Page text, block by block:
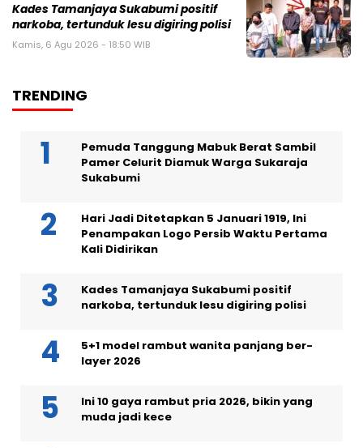
Kades Tamanjaya Sukabumi positif
narkoba, tertunduk lesu digiring polisi
Kamis, 6 Agu 2026 - 18:50 WIB
TRENDING
Pemuda Tanggung Mabuk Berat Sambil
Pamer Celurit Diamuk Warga Sukaraja
Sukabumi
Hari Jadi Ditetapkan 5 Januari 1919, Ini
Penampakan Logo Persib Waktu Pertama
Kali Didirikan
Kades Tamanjaya Sukabumi positif
narkoba, tertunduk lesu digiring polisi
5+1 model rambut wanita panjang ber-
layer 2026
Ini 10 gaya rambut pria 2026, bikin yang
muda jadi kece